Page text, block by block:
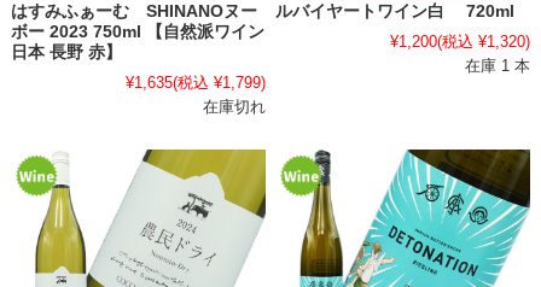
はすみふぁーむ SHINANOヌー
ボー 2023 750ml 【自然派ワイン
日本 長野 赤】
¥1,635(税込 ¥1,799)
在庫切れ
ルバイヤートワイン白 720ml
¥1,200(税込 ¥1,320)
在庫 1 本